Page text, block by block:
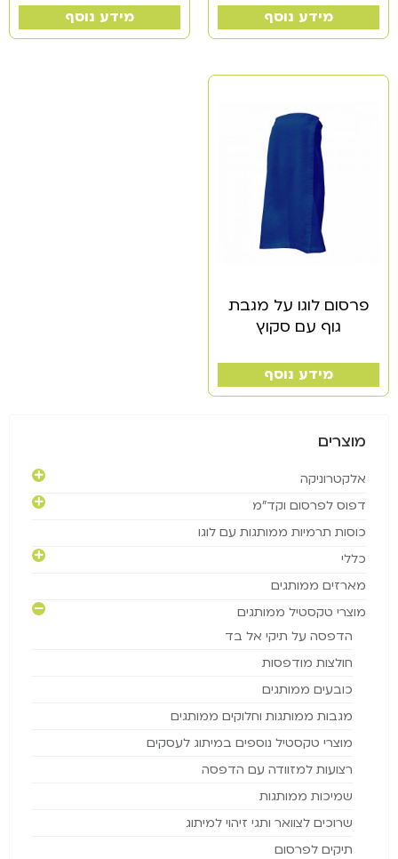
מוצרים
אלקטרוניקה
דפוס לפרסום וקד"מ
כוסות תרמיות ממותגות עם לוגו
כללי
מארזים ממותגים
מוצרי טקסטיל ממותגים
הדפסה על תיקי אל בד
חולצות מודפסות
כובעים ממותגים
מגבות ממותגות וחלוקים ממותגים
מוצרי טקסטיל נוספים במיתוג לעסקים
רצועות למזוודה עם הדפסה
שמיכות ממותגות
שרוכים לצוואר ותגי זיהוי למיתוג
תיקים לפרסום
מידע נוסף מידע נוסף
פרסום לוגו על מגבת
גוף עם סקוץ
מידע נוסף